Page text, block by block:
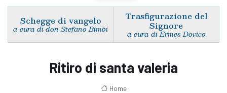
Schegge di vangelo
a cura di don Stefano Bimbi
Trasfigurazione del
Signore
a cura di Ermes Dovico
Ritiro di santa valeria
Home